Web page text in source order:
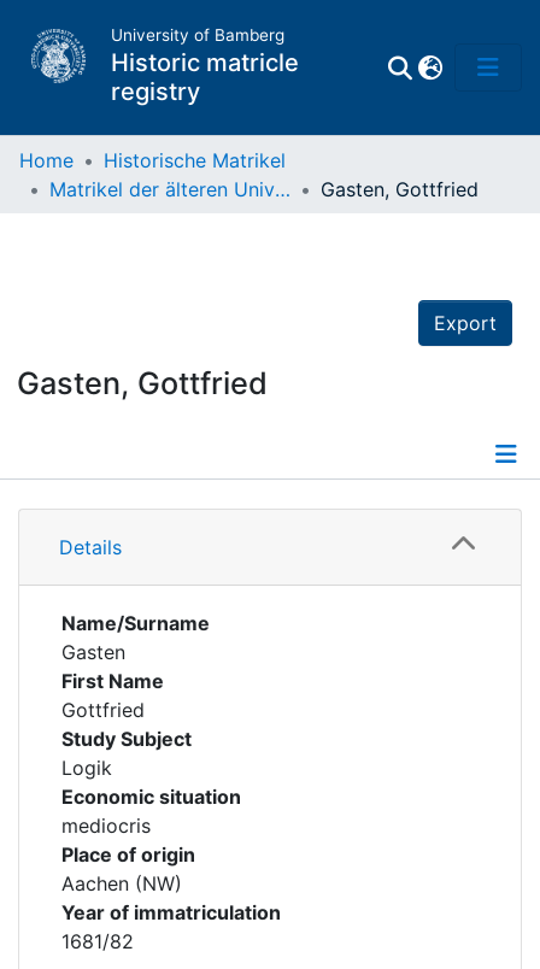
University of Bamberg
Historic matricle
registry
Home
Historische Matrikel
Matrikel der älteren Universität
Gasten, Gottfried
Export
Gasten, Gottfried
Details
Details
Name/Surname
Gasten
First Name
Gottfried
Study Subject
Logik
Economic situation
mediocris
Place of origin
Aachen (NW)
Year of immatriculation
1681/82